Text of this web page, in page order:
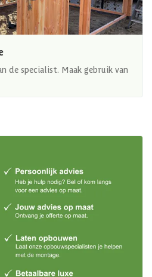
de specialist. Maak gebruik van